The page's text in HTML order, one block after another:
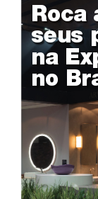
Roca
seus
na
no